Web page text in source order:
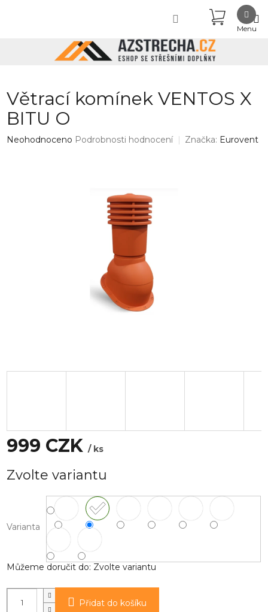
KOŠÍK
Větrací komínek VENTOS X
BITU O
Průměrné
Neohodnoceno Podrobnosti hodnocení Značka: Eurovent
999 CZK/ ks
cena:
Zvolte variantu
Varianta
Můžeme doručit do: Zvolte variantu
Přidat do košíku